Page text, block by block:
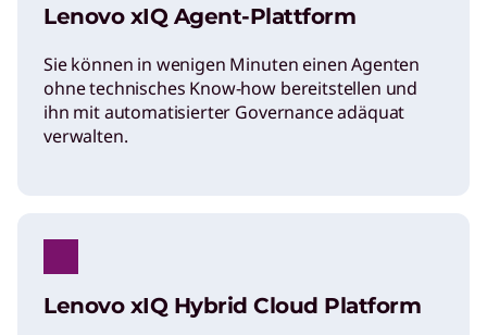
Lenovo xIQ Agent-Plattform
Sie können in wenigen Minuten einen Agenten
ohne technisches Know-how bereitstellen und
ihn mit automatisierter Governance adäquat
verwalten.
Lenovo xIQ Hybrid Cloud Platform